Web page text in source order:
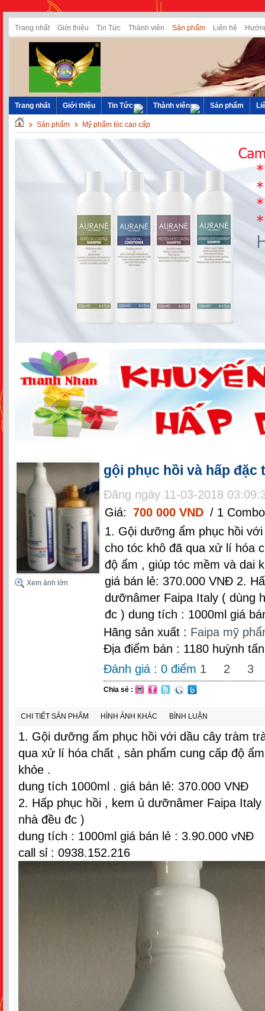
Trang nhất Giới thiệu Tin Tức Thành viên Sản phẩm Liên hệ
Trang nhất Giới thiệu Tin Tức Thành viên Sản phẩm
Sản phẩm Mỹ phẩm tóc cao cấp
Xem ảnh lớn
gội phục hồi và hấp đặc
Đăng ngày 11-03-2018
Giá: 700 000 VND / 1 Combo
1. Gội dưỡng ẩm phục hồi
cho tóc khô đã qua xử lí hóa
độ ẩm , giúp tóc mềm và dai
giá bán lẻ: 370.000 VNĐ 2.
dưỡnâmer Faipa Italy ( dùng
đc ) dung tích : 1000ml giá
Hãng sản xuất : Faipa mỹ
Địa điểm bán : 1180 huỳnh
Đánh giá : 0 điểm 1 2 3
Chia sẻ :
CHI TIẾT SẢN PHẨM HÌNH ẢNH KHÁC BÌNH LUẬN
1. Gội dưỡng ẩm phục hồi với dầu cây tràm
qua xử lí hóa chất , sản phẩm cung cấp độ
khỏe .
dung tích 1000ml . giá bán lẻ: 370.000 VNĐ
2. Hấp phục hồi , kem ủ dưỡnâmer Faipa
nhà đều đc )
dung tích : 1000ml giá bán lẻ : 3.90.000 vNĐ
call sỉ : 0938.152.216